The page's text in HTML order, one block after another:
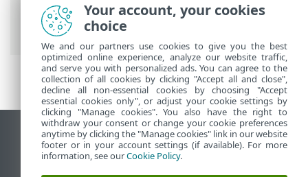
ESET PROTECT>ESET PROTECT 主菜单>
配置>高级设置> 策略向导
查看桌面站点
End of Life
Your account, your cookies
choice
We and our partners use cookies to give you the best
optimized online experience, analyze our website traffic,
and serve you with personalized ads. You can agree to the
collection of all cookies by clicking "Accept all and close",
decline all non-essential cookies by choosing "Accept
essential cookies only", or adjust your cookie settings by
clicking "Manage cookies". You also have the right to
withdraw your consent or change your cookie preferences
anytime by clicking the "Manage cookies" link in our website
footer or in your account settings (if available). For more
information, see ourCookie Policy.